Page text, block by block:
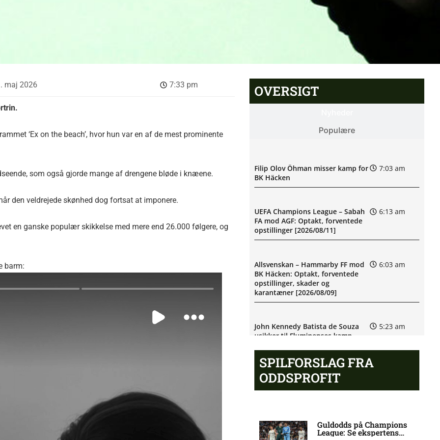
maj 2026 7:33 pm
‘Ex on the beach’, hvor hun var en af de mest prominente
som også gjorde mange af drengene bløde i knæene.
den veldrejede skønhed dog fortsat at imponere.
en ganske populær skikkelse med mere end 26.000 følgere, og
barm:
OVERSIGT
Populære
Filip Olov Öhman misser kamp for
BK Häcken
7:03 am
UEFA Champions League – Sabah
FA mod AGF: Optakt, forventede
opstillinger [2026/08/11]
6:13 am
Allsvenskan – Hammarby FF mod
BK Häcken: Optakt, forventede
opstillinger, skader og
karantæner [2026/08/09]
6:03 am
John Kennedy Batista de Souza
usikker til Fluminenses kamp
5:23 am
Newcastle afviser Manchester
United-jagt
Fulham-profil
SPILFORSLAG FRA
ODDSPROFIT
Guldodds på Champions
League: Se ekspertens